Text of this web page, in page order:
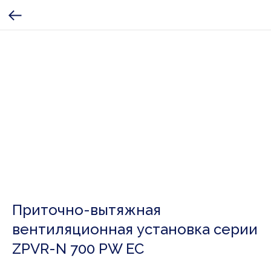
Приточно-вытяжная
вентиляционная установка серии
ZPVR-N 700 PW EC